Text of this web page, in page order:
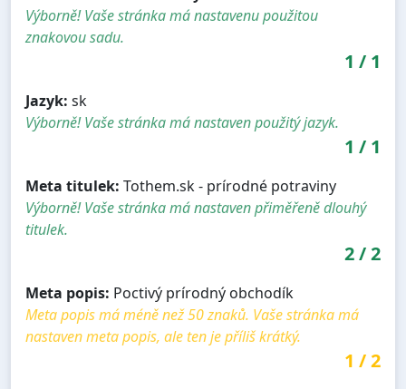
Výborně! Vaše stránka má nastavenu použitou
znakovou sadu.
1 / 1
Jazyk: sk
Výborně! Vaše stránka má nastaven použitý jazyk.
1 / 1
Meta titulek: Tothem.sk - prírodné potraviny
Výborně! Vaše stránka má nastaven přiměřeně dlouhý
titulek.
2/2
Meta popis: Poctivý prírodný obchodík
Meta popis má méně než 50 znaků. Vaše stránka má
nastaven meta popis, ale ten je příliš krátký.
1 /2